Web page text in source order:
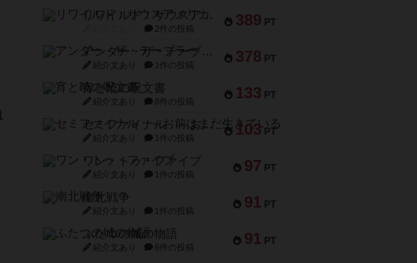
389 PT
リワイルド：サウスアメリカ
2件の投稿
378 PT
アンダー・ザ・テーブラー
紹介文あり 1件の投稿
133 PT
宵と暁の呪文書
紹介文あり 8件の投稿
103 PT
セミファイナル ～お前はまだ生きている～
紹介文あり 1件の投稿
97 PT
ワン・トゥ・ファイブ
紹介文あり 1件の投稿
91 PT
南北戦争
紹介文あり 1件の投稿
91 PT
ふたつの城の物語
紹介文あり 6件の投稿